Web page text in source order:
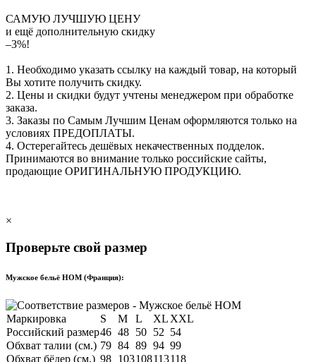
САМУЮ ЛУЧШУЮ ЦЕНУ
и ещё дополнительную скидку
–3%!
1. Необходимо указать ссылку на каждый товар, на который
Вы хотите получить скидку.
2. Цены и скидки будут учтены менеджером при обработке
заказа.
3. Заказы по Самым Лучшим Ценам оформляются только на
условиях ПРЕДОПЛАТЫ.
4. Остерегайтесь дешёвых некачественных подделок.
Принимаются во внимание только российские сайты,
продающие ОРИГИНАЛЬНУЮ ПРОДУКЦИЮ.
×
Проверьте свой размер
Мужское бельё HOM (Франция):
Маркировка S M L XL XXL
Российский размер46 48 50 52 54
Обхват талии (см.) 79 84 89 94 99
Обхват бёдер (см.) 98 103108113118